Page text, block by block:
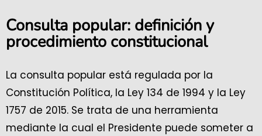
Consulta popular: definición y
procedimiento constitucional
La consulta popular está regulada por la
Constitución Política, la Ley 134 de 1994 y la Ley
1757 de 2015. Se trata de una herramienta
mediante la cual el Presidente puede someter a